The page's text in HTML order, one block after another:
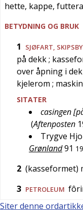
hette, kappe,
BETYDNING OG BRUK
1 SJØFART,
på dekk;
over åpning i
kjelerom ;
SITATER
casingen
(Aftenposten
Trygve
Grønland91
2 (kasseformet)
3 PETROLEUM
Siter denne